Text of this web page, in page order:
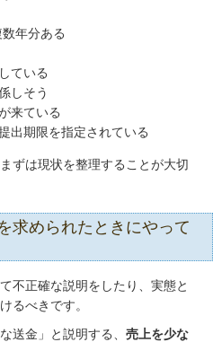
年分ある
ている
しそう
来ている
出期限を指定されている
ずは現状を整理することが大切
求められたときにやって
不正確な説明をしたり、実態と
るべきです。
送金」と説明する、 売上を少な